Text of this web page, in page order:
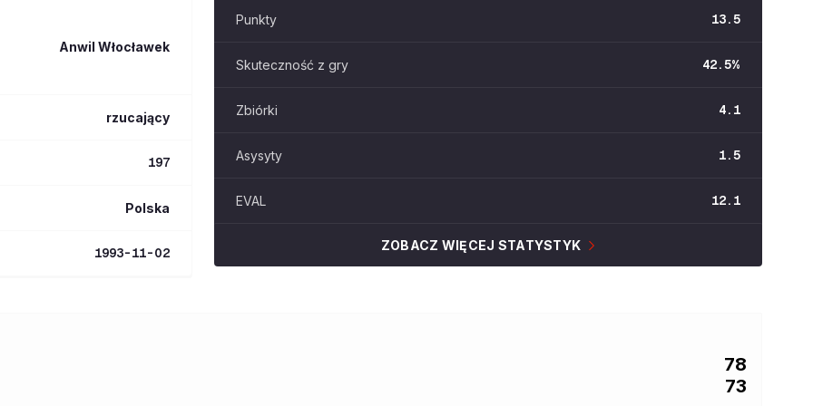
Anwil Włocławek
rzucający
197
Polska
1993-11-02
Punkty 13.5
Skuteczność z gry 42.5%
Zbiórki 4.1
Asysyty 1.5
EVAL 12.1
ZOBACZ WIĘCEJ STATYSTYK
78
73